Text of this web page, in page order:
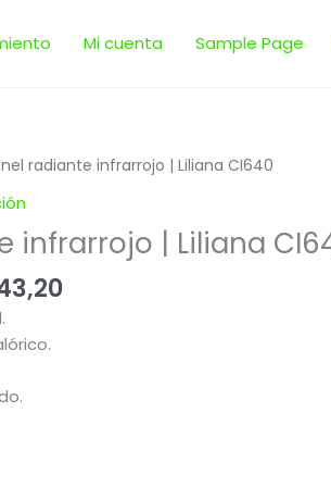
Mi cuenta Sample Page
radiante infrarrojo | Liliana CI640
infrarrojo | Liliana
El
es:
$ 3.543,20.